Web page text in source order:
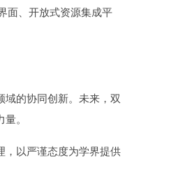
面、开放式资源集成平
域的协同创新。未来，双
。
，以严谨态度为学界提供